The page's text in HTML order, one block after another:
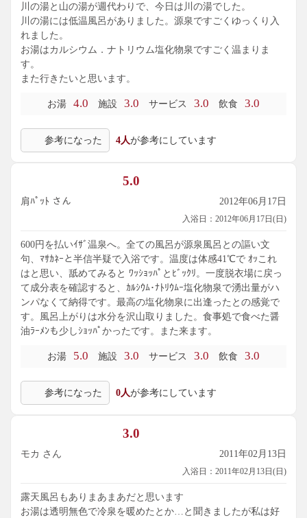
川の湯と山の湯が週代わりで、今日は川の湯でした。
川の湯には低温風呂がありました。源泉ですごくゆっくり入
れました。
お湯はカルシウム．ナトリウム塩化物泉ですごく温まりま
す。
また行きたいと思います。
お湯 4.0 施設 3.0 サービス 3.0 飲食 3.0
参考になった 4人が参考にしています
5.0
肩ﾊﾟｯﾄ さん 2012年06月17日
入浴日：2012年06月17日(日)
600円を払いｲｻﾞ温泉へ。全ての風呂が源泉風呂との謳い文
句、ﾏｻｶﾈｰと半信半疑で入浴です。温度は体感41℃で ｵｯこれ
はと思い、舐めてみると ﾜｯｼｮｯﾊﾟとﾋﾞｯｸﾘ。一度脱衣場に戻っ
て成分表を確認すると、ｶﾙｼｳﾑ･ﾅﾄﾘｳﾑｰ塩化物泉で湧出量がハ
ンパなくて納得です。最高の塩化物泉に出逢ったとの感覚で
す。風呂上がりは水分を沢山取りました。食事処で食べた醤
油ﾗｰﾒﾝも少しｼｮｯﾊﾟかったです。また来ます。
お湯 5.0 施設 3.0 サービス 3.0 飲食 3.0
参考になった 0人が参考にしています
3.0
モカ さん 2011年02月13日
入浴日：2011年02月13日(日)
露天風呂もありまあまあだと思います
お湯は透明無色で冷泉を暖めたとか…と聞きましたが私は好